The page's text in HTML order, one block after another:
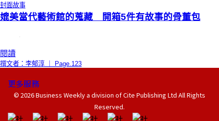
封面故事
媲美當代藝術館的蒐藏 開箱5件有故事的骨董包
閱讀
撰文者：李郁淳 ｜ Page.123
更多服務
© 2026 Business Weekly a division of Cite Publishing Ltd All Rights
Reserved.